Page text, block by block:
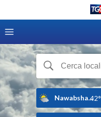
Nawabsha...42°